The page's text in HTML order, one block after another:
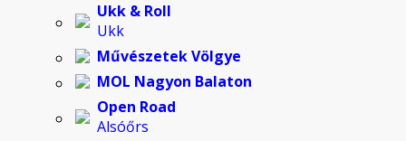
Ukk & Roll
Ukk
Művészetek Völgye
MOL Nagyon Balaton
Open Road
Alsóőrs